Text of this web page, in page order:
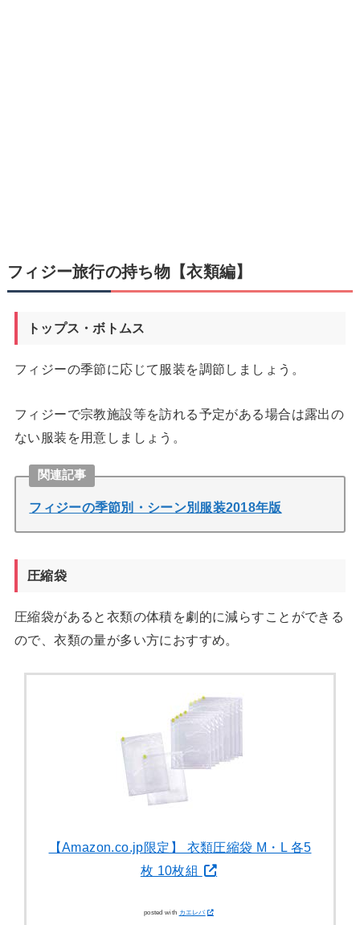
フィジー旅行の持ち物【衣類編】
トップス・ボトムス
フィジーの季節に応じて服装を調節しましょう。
フィジーで宗教施設等を訪れる予定がある場合は露出の
ない服装を用意しましょう。
関連記事
フィジーの季節別・シーン別服装2018年版
圧縮袋
圧縮袋があると衣類の体積を劇的に減らすことができる
ので、衣類の量が多い方におすすめ。
【Amazon.co.jp限定】 衣類圧縮袋 M・L 各5
枚 10枚組
posted with カエレバ